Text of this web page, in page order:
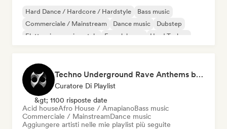
Hard Dance / Hardcore / Hardstyle
Bass music
Commerciale / Mainstream
Dance music
Dubstep
Elettronica sperimentale
French house Hard Techno
Techno Underground Rave Anthems by Orphium
Curatore Di Playlist
&gt; 1100 risposte date
Acid houseAfro House / AmapianoBass music
Commerciale / MainstreamDance music
Aggiungere artisti nelle mie playlist più seguite